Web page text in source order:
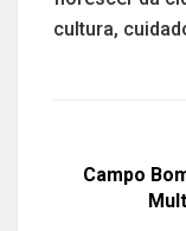
cultura,
Campo